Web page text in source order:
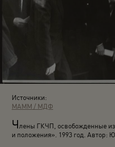
Источники:
МАММ / МДФ
Члены ГКЧП, освобожденные
и положения». 1993 год. Автор: